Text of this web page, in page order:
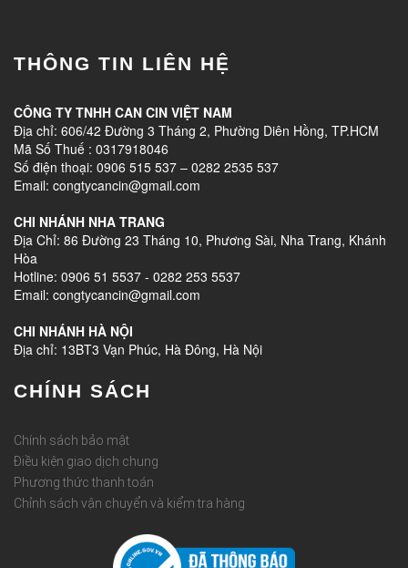
THÔNG TIN LIÊN HỆ
CÔNG TY TNHH CAN CIN VIỆT NAM
Địa chỉ: 606/42 Đường 3 Tháng 2, Phường Diên Hồng, TP.HCM
Mã Số Thuế : 0317918046
Số điện thoại: 0906 515 537 – 0282 2535 537
Email: congtycancin@gmail.com
CHI NHÁNH NHA TRANG
Địa Chỉ: 86 Đường 23 Tháng 10, Phương Sài, Nha Trang, Khánh
Hòa
Hotline: 0906 51 5537 - 0282 253 5537
Email: congtycancin@gmail.com
CHI NHÁNH HÀ NỘI
Địa chỉ: 13BT3 Vạn Phúc, Hà Đông, Hà Nội
CHÍNH SÁCH
Chính sách bảo mật
Điều kiện giao dịch chung
Phương thức thanh toán
Chỉnh sách vận chuyển và kiểm tra hàng